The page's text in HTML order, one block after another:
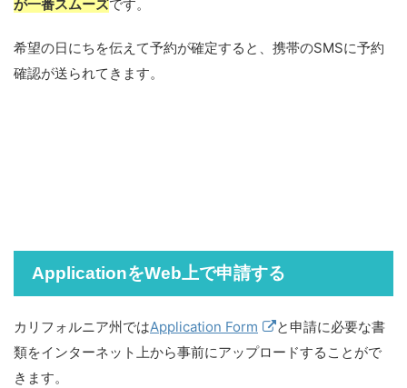
が一番スムーズです。
希望の日にちを伝えて予約が確定すると、携帯のSMSに予約
確認が送られてきます。
ApplicationをWeb上で申請する
カリフォルニア州ではApplication Form
と申請に必要な書
類をインターネット上から事前にアップロードすることがで
きます。